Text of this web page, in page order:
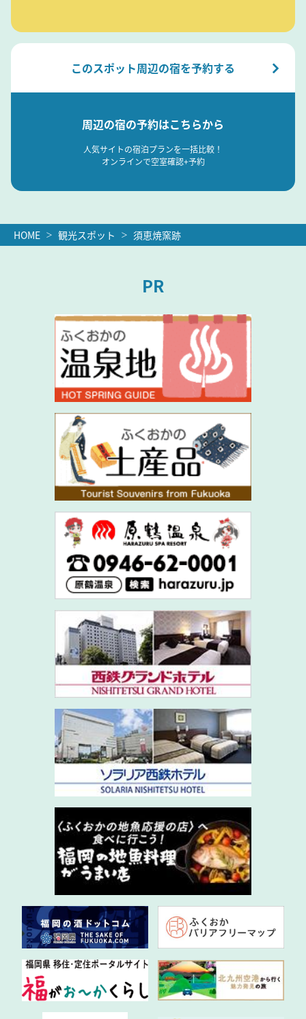
このスポット周辺の宿を予約する
周辺の宿の予約はこちらから
人気サイトの宿泊プランを一括比較！
オンラインで空室確認+予約
HOME 観光スポット 須恵焼窯跡
PR